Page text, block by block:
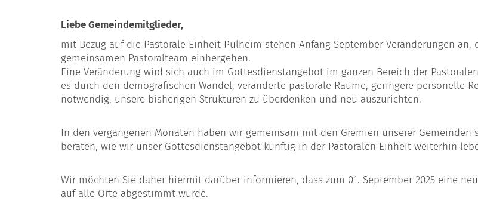
Liebe Gemeindemitglieder,
mit Bezug auf die Pastorale Einheit Pulheim stehen Anfang September Veränderungen
gemeinsamen Pastoralteam einhergehen.
Eine Veränderung wird sich auch im Gottesdienstangebot im ganzen Bereich der
es durch den demografischen Wandel, veränderte pastorale Räume, geringere personelle
notwendig, unsere bisherigen Strukturen zu überdenken und neu auszurichten.
In den vergangenen Monaten haben wir gemeinsam mit den Gremien unserer
beraten, wie wir unser Gottesdienstangebot künftig in der Pastoralen Einheit weiterhin
Wir möchten Sie daher hiermit darüber informieren, dass zum 01. September 2025 eine
auf alle Orte abgestimmt wurde.